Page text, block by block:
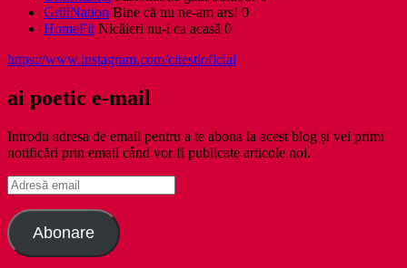
GrillNation Bine că nu ne-am ars! 0
HomeFit Nicăieri nu-i ca acasă 0
https://www.instagram.com/citestioficial
ai poetic e-mail
Introdu adresa de email pentru a te abona la acest blog și vei primi
notificări prin email când vor fi publicate articole noi.
Adresă
email
Abonare